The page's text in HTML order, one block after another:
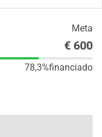
Meta
€ 600
78,3%financiado